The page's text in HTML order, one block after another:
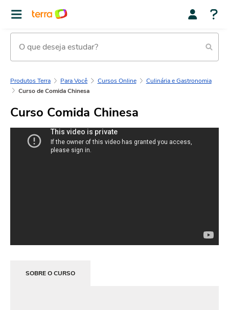
Produtos Terra Para Você Cursos Online
Culinária e Gastronomia
Curso de Comida Chinesa
Curso Comida Chinesa
SOBRE O CURSO